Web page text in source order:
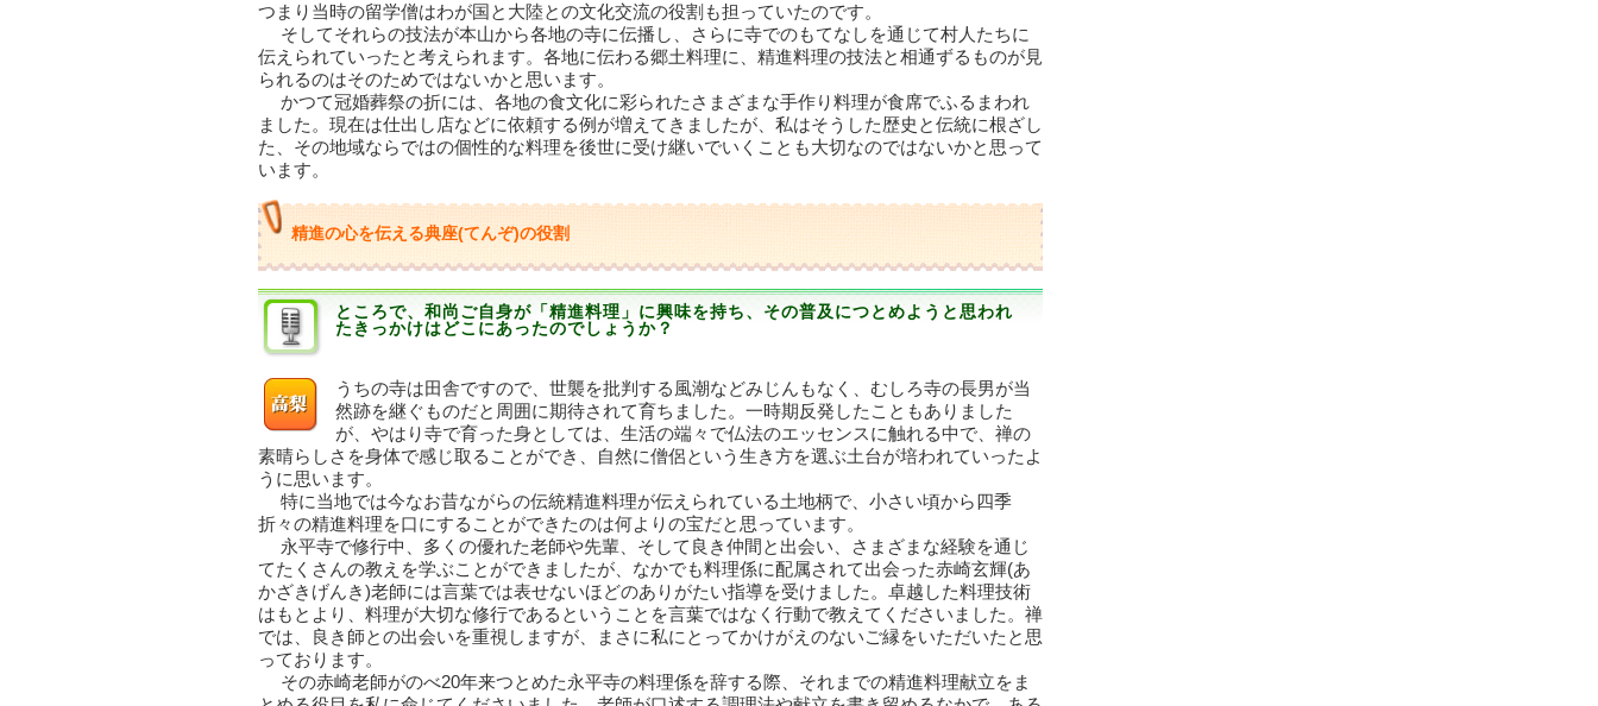
つまり当時の留学僧はわが国と大陸との文化交流の役割も担っていたのです。
そしてそれらの技法が本山から各地の寺に伝播し、さらに寺でのもてなしを通じて村人たちに
伝えられていったと考えられます。各地に伝わる郷土料理に、精進料理の技法と相通ずるものが見
られるのはそのためではないかと思います。
かつて冠婚葬祭の折には、各地の食文化に彩られたさまざまな手作り料理が食席でふるまわれ
ました。現在は仕出し店などに依頼する例が増えてきましたが、私はそうした歴史と伝統に根ざし
た、その地域ならではの個性的な料理を後世に受け継いでいくことも大切なのではないかと思って
います。
精進の心を伝える典座(てんぞ)の役割
ところで、和尚ご自身が「精進料理」に興味を持ち、その普及につとめようと思われ
たきっかけはどこにあったのでしょうか？
うちの寺は田舎ですので、世襲を批判する風潮などみじんもなく、むしろ寺の長男が当
然跡を継ぐものだと周囲に期待されて育ちました。一時期反発したこともありました
が、やはり寺で育った身としては、生活の端々で仏法のエッセンスに触れる中で、禅の
素晴らしさを身体で感じ取ることができ、自然に僧侶という生き方を選ぶ土台が培われていったよ
うに思います。
特に当地では今なお昔ながらの伝統精進料理が伝えられている土地柄で、小さい頃から四季
折々の精進料理を口にすることができたのは何よりの宝だと思っています。
永平寺で修行中、多くの優れた老師や先輩、そして良き仲間と出会い、さまざまな経験を通じ
てたくさんの教えを学ぶことができましたが、なかでも料理係に配属されて出会った赤崎玄輝(あ
かざきげんき)老師には言葉では表せないほどのありがたい指導を受けました。卓越した料理技術
はもとより、料理が大切な修行であるということを言葉ではなく行動で教えてくださいました。禅
では、良き師との出会いを重視しますが、まさに私にとってかけがえのないご縁をいただいたと思
っております。
その赤崎老師がのべ20年来つとめた永平寺の料理係を辞する際、それまでの精進料理献立をま